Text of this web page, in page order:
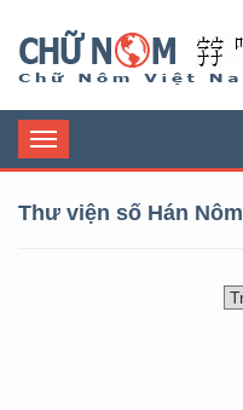
Toggle
navigation
Thư viện số Hán Nôm